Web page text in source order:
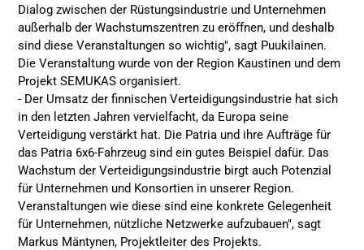
Dialog zwischen der Rüstungsindustrie und Unternehmen
außerhalb der Wachstumszentren zu eröffnen, und deshalb
sind diese Veranstaltungen so wichtig", sagt Puukilainen.
Die Veranstaltung wurde von der Region Kaustinen und dem
Projekt SEMUKAS organisiert.
- Der Umsatz der finnischen Verteidigungsindustrie hat sich
in den letzten Jahren vervielfacht, da Europa seine
Verteidigung verstärkt hat. Die Patria und ihre Aufträge für
das Patria 6x6-Fahrzeug sind ein gutes Beispiel dafür. Das
Wachstum der Verteidigungsindustrie birgt auch Potenzial
für Unternehmen und Konsortien in unserer Region.
Veranstaltungen wie diese sind eine konkrete Gelegenheit
für Unternehmen, nützliche Netzwerke aufzubauen", sagt
Markus Mäntynen, Projektleiter des Projekts.